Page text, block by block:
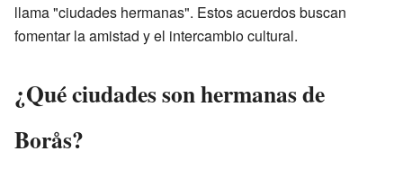
llama "ciudades hermanas". Estos acuerdos buscan
fomentar la amistad y el intercambio cultural.
¿Qué ciudades son hermanas de
Borås?